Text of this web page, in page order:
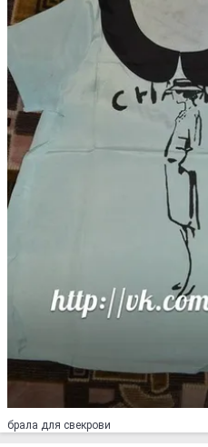
брала для свекрови